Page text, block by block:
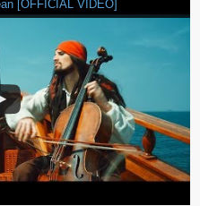
[OFFICIAL VIDEO]